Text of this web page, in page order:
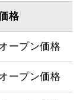
ｍ
ｍ
格
ープン価格
ープン価格